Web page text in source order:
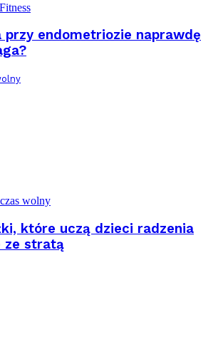
przy endometriozie naprawdę
wolny
które uczą dzieci radzenia
ze stratą